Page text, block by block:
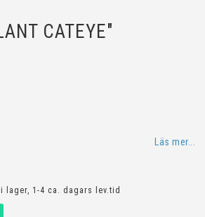
CATEYE"
Läs mer...
lager, 1-4 ca. dagars lev.tid